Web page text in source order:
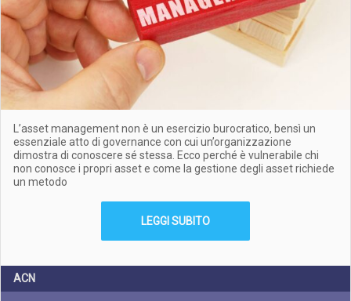
L’asset management non è un esercizio burocratico, bensì un
essenziale atto di governance con cui un’organizzazione
dimostra di conoscere sé stessa. Ecco perché è vulnerabile chi
non conosce i propri asset e come la gestione degli asset richiede
un metodo
LEGGI SUBITO
ACN